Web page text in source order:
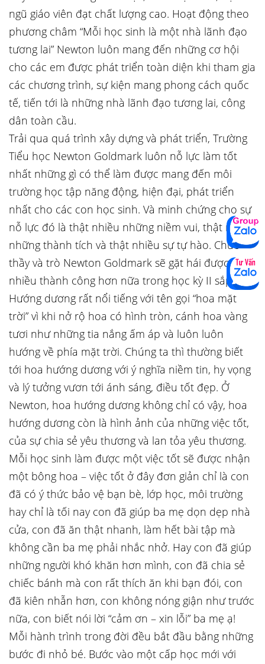
ngũ giáo viên đạt chất lượng cao. Hoạt động theo
phương châm “Mỗi học sinh là một nhà lãnh đạo
tương lai” Newton luôn mang đến những cơ hội
cho các em được phát triển toàn diện khi tham gia
các chương trình, sự kiện mang phong cách quốc
tế, tiến tới là những nhà lãnh đạo tương lai, công
dân toàn cầu.
Trải qua quá trình xây dựng và phát triển, Trường
Tiểu học Newton Goldmark luôn nỗ lực làm tốt
nhất những gì có thể làm được mang đến môi
trường học tập năng động, hiện đại, phát triển
nhất cho các con học sinh. Và minh chứng cho sự
nỗ lực đó là thật nhiều những niềm vui, thật nhiều
những thành tích và thật nhiều sự tự hào. Chúc
thầy và trò Newton Goldmark sẽ gặt hái được
nhiều thành công hơn nữa trong học kỳ II sắp tới.
Hướng dương rất nổi tiếng với tên gọi “hoa mặt
trời” vì khi nở rộ hoa có hình tròn, cánh hoa vàng
tươi như những tia nắng ấm áp và luôn luôn
hướng về phía mặt trời. Chúng ta thì thường biết
tới hoa hướng dương với ý nghĩa niềm tin, hy vọng
và lý tưởng vươn tới ánh sáng, điều tốt đẹp. Ở
Newton, hoa hướng dương không chỉ có vậy, hoa
hướng dương còn là hình ảnh của những việc tốt,
của sự chia sẻ yêu thương và lan tỏa yêu thương.
Mỗi học sinh làm được một việc tốt sẽ được nhận
một bông hoa – việc tốt ở đây đơn giản chỉ là con
đã có ý thức bảo vệ bạn bè, lớp học, môi trường
hay chỉ là tối nay con đã giúp ba mẹ dọn dẹp nhà
cửa, con đã ăn thật nhanh, làm hết bài tập mà
không cần ba mẹ phải nhắc nhở. Hay con đã giúp
những người khó khăn hơn mình, con đã chia sẻ
chiếc bánh mà con rất thích ăn khi bạn đói, con
đã kiên nhẫn hơn, con không nóng giận như trước
nữa, con biết nói lời “cảm ơn – xin lỗi” ba mẹ ạ!
Mỗi hành trình trong đời đều bắt đầu bằng những
bước đi nhỏ bé. Bước vào một cấp học mới với